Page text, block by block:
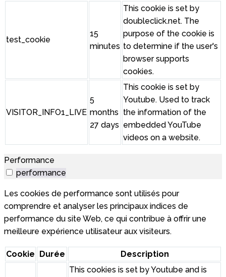
test_cookie
15
minutes
This cookie is set by
doubleclick.net. The
purpose of the cookie is
to determine if the user's
browser supports
cookies.
VISITOR_INFO1_LIVE
5
months
27 days
This cookie is set by
Youtube. Used to track
the information of the
embedded YouTube
videos on a website.
Performance
performance
Les cookies de performance sont utilisés pour
comprendre et analyser les principaux indices de
performance du site Web, ce qui contribue à offrir une
meilleure expérience utilisateur aux visiteurs.
Cookie Durée Description
This cookies is set by Youtube and is